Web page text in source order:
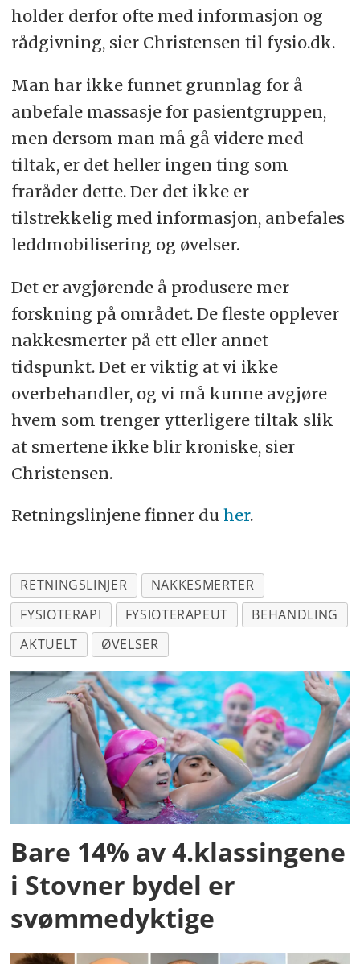
holder derfor ofte med informasjon og
rådgivning, sier Christensen til fysio.dk.
Man har ikke funnet grunnlag for å
anbefale massasje for pasientgruppen,
men dersom man må gå videre med
tiltak, er det heller ingen ting som
fraråder dette. Der det ikke er
tilstrekkelig med informasjon, anbefales
leddmobilisering og øvelser.
Det er avgjørende å produsere mer
forskning på området. De fleste opplever
nakkesmerter på ett eller annet
tidspunkt. Det er viktig at vi ikke
overbehandler, og vi må kunne avgjøre
hvem som trenger ytterligere tiltak slik
at smertene ikke blir kroniske, sier
Christensen.
Retningslinjene finner du her.
RETNINGSLINJER
NAKKESMERTER
FYSIOTERAPI
FYSIOTERAPEUT
BEHANDLING
AKTUELT
ØVELSER
Bare 14% av 4.klassingene
i Stovner bydel er
svømmedyktige